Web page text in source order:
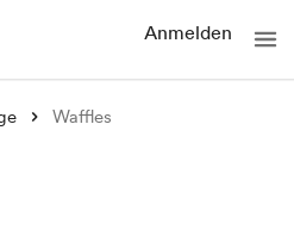
Anmelden
Waffles